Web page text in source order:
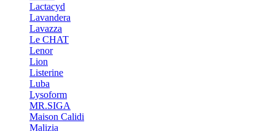
Lactacyd
Lavandera
Lavazza
Le CHAT
Lenor
Lion
Listerine
Luba
Lysoform
MR.SIGA
Maison Calidi
Malizia